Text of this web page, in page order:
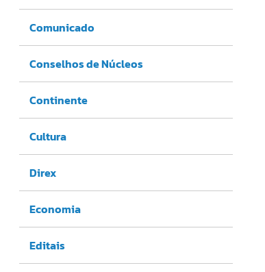
Comunicado
Conselhos de Núcleos
Continente
Cultura
Direx
Economia
Editais